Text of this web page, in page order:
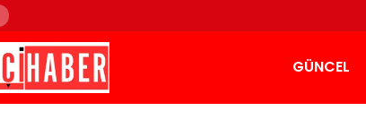
GÜNCEL